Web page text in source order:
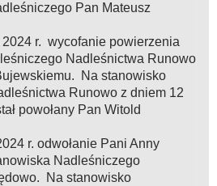
Pan Mateusz
r. wycofanie powierzenia
Nadleśnictwa Runowo
Na stanowisko
Runowo z dniem 12
powołany Pan Witold
r. odwołanie Pani Anny
Nadleśniczego
Na stanowisko